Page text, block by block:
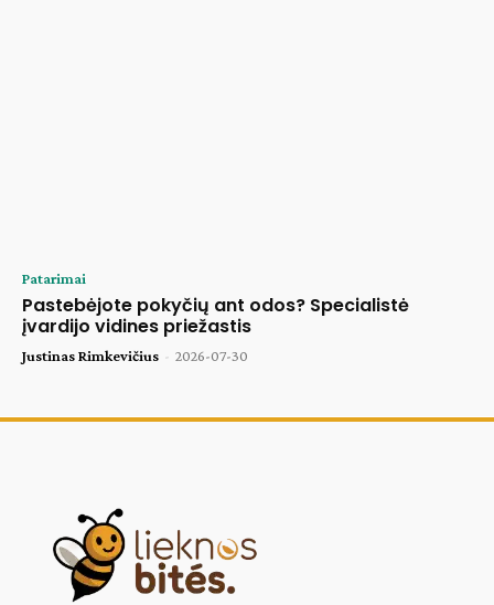
Patarimai
Pastebėjote pokyčių ant odos? Specialistė
įvardijo vidines priežastis
Justinas Rimkevičius - 2026-07-30